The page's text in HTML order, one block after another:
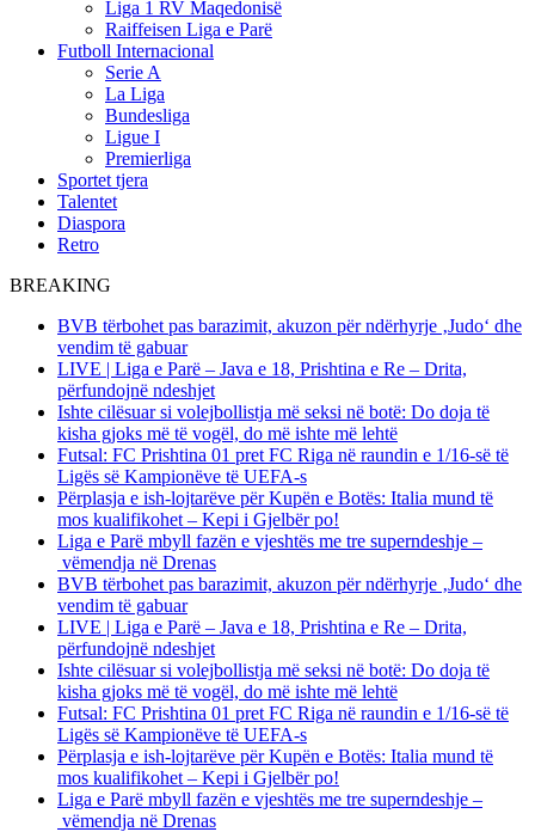
Liga 1 RV Maqedonisë
Raiffeisen Liga e Parë
Futboll Internacional
Serie A
La Liga
Bundesliga
Ligue I
Premierliga
Sportet tjera
Talentet
Diaspora
Retro
BREAKING
BVB tërbohet pas barazimit, akuzon për ndërhyrje ‚Judo‘ dhe
vendim të gabuar
LIVE | Liga e Parë – Java e 18, Prishtina e Re – Drita,
përfundojnë ndeshjet
Ishte cilësuar si volejbollistja më seksi në botë: Do doja të
kisha gjoks më të vogël, do më ishte më lehtë
Futsal: FC Prishtina 01 pret FC Riga në raundin e 1/16-së të
Ligës së Kampionëve të UEFA-s
Përplasja e ish-lojtarëve për Kupën e Botës: Italia mund të
mos kualifikohet – Kepi i Gjelbër po!
Liga e Parë mbyll fazën e vjeshtës me tre superndeshje –
vëmendja në Drenas
BVB tërbohet pas barazimit, akuzon për ndërhyrje ‚Judo‘ dhe
vendim të gabuar
LIVE | Liga e Parë – Java e 18, Prishtina e Re – Drita,
përfundojnë ndeshjet
Ishte cilësuar si volejbollistja më seksi në botë: Do doja të
kisha gjoks më të vogël, do më ishte më lehtë
Futsal: FC Prishtina 01 pret FC Riga në raundin e 1/16-së të
Ligës së Kampionëve të UEFA-s
Përplasja e ish-lojtarëve për Kupën e Botës: Italia mund të
mos kualifikohet – Kepi i Gjelbër po!
Liga e Parë mbyll fazën e vjeshtës me tre superndeshje –
vëmendja në Drenas